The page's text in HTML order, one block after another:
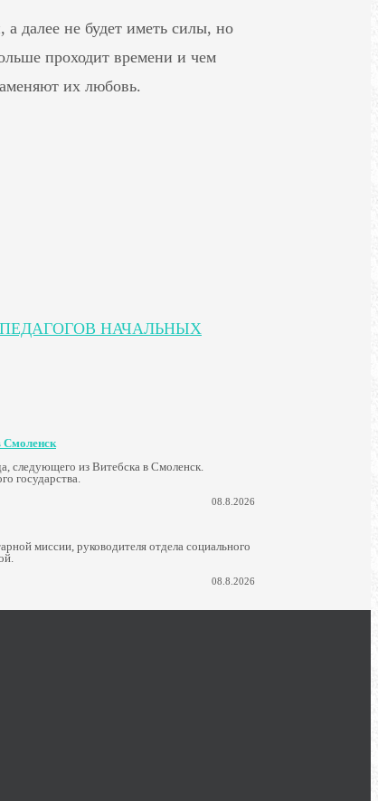
далее не будет иметь силы, но
проходит времени и чем
их любовь.
НАЧАЛЬНЫХ
Смоленск
следующего из Витебска в Смоленск.
государства.
08.8.2026
миссии, руководителя отдела социального
08.8.2026